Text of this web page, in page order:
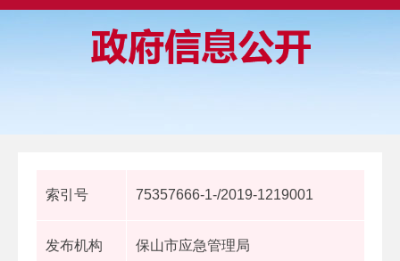
索引号 75357666-1-/2019-1219001
发布机构 保山市应急管理局